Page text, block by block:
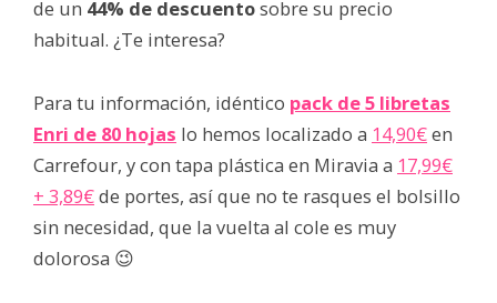
de un 44% de descuentosobre su precio
habitual. ¿Te interesa?
Para tu información, idéntico pack de 5 libretas
Enri de 80 hojas lo hemos localizado a 14,90€en
Carrefour, y con tapa plástica en Miravia a 17,99€
+ 3,89€de portes, así que no te rasques el bolsillo
sin necesidad, que la vuelta al cole es muy
dolorosa 😉